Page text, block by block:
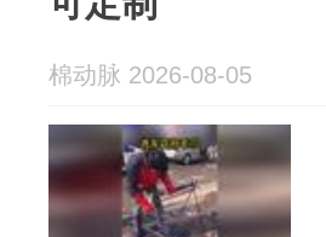
棉动脉 2026-08-05